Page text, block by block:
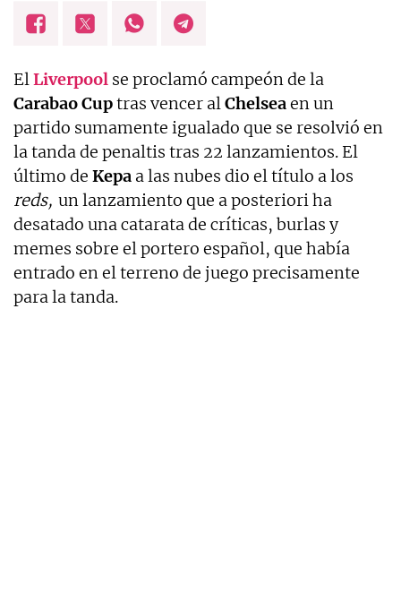
ElLiverpool se proclamó campeón de la
CarabaoCuptras vencer alChelseaen un
partido sumamente igualado que se resolvió en
la tanda de penaltis tras 22 lanzamientos. El
último de Kepa a las nubes dio el título a los
reds, un lanzamiento que a posteriori ha
desatado una catarata de críticas, burlas y
memes sobre el portero español, que había
entrado en el terreno de juego precisamente
para la tanda.